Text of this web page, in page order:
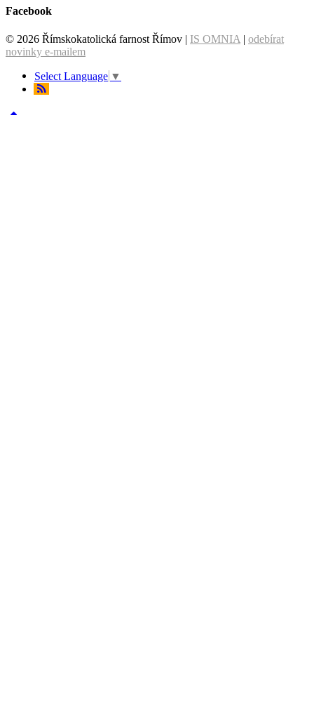
Facebook
© 2026 Římskokatolická farnost Římov | IS OMNIA | odebírat
novinky e-mailem
Select Language ▼